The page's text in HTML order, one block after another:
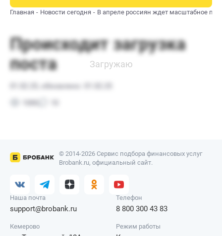
Главная Новости сегодня В апреле россиян ждет масштабное
© 2014-2026 Сервис подбора финансовых услуг
Brobank.ru, официальный сайт.
Наша почта
support@brobank.ru
Телефон
8 800 300 43 83
Кемерово Режим работы